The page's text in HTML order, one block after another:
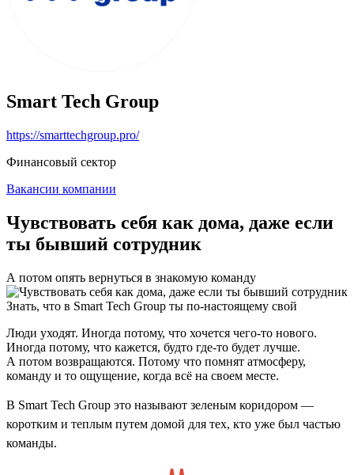
Smart Tech Group
https://smarttechgroup.pro/
Финансовый сектор
Вакансии компании
Чувствовать себя как дома, даже если
ты бывший сотрудник
А потом опять вернуться в знакомую команду
Знать, что в Smart Tech Group ты по-настоящему свой
Люди уходят. Иногда потому, что хочется чего-то нового.
Иногда потому, что кажется, будто где-то будет лучше.
А потом возвращаются. Потому что помнят атмосферу,
команду и то ощущение, когда всё на своем месте.
В Smart Tech Group это называют зеленым коридором —
коротким и теплым путем домой для тех, кто уже был частью
команды.